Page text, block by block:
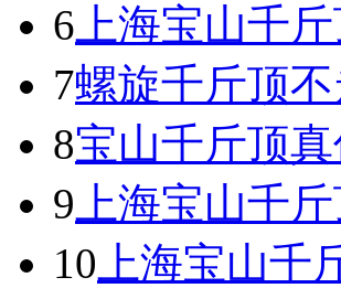
6 上海宝山千
7螺旋千斤顶
8宝山千斤顶真
9 上海宝山千
10 上海宝山千